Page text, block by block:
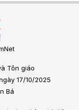
Tôn giáo
17/10/2025
Bá